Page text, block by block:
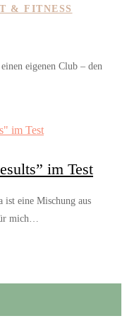
& FITNESS
eigenen Club – den
im Test
ist eine Mischung aus
mich…